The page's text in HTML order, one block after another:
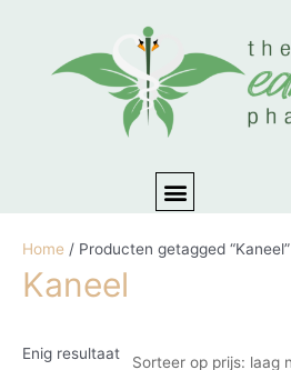
Menu
Home / Producten getagged “Kaneel”
Kaneel
Enig resultaat